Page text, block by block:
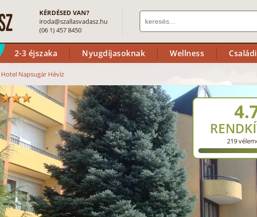
KÉRDÉSED VAN?
iroda@szallasvadasz.hu
(06 1) 457 8450
2-3 éjszaka Nyugdíjasoknak Wellness
Hotel Napsugár Hévíz
219